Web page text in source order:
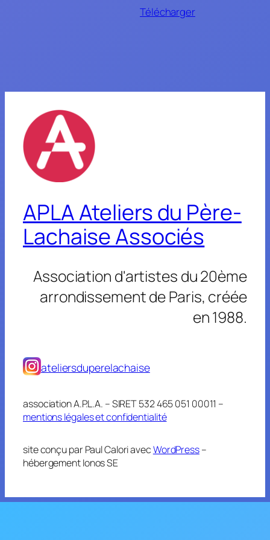
Télécharger
APLA Ateliers du Père-
Lachaise Associés
Association d'artistes du 20ème
arrondissement de Paris, créée
en 1988.
ateliersduperelachaise
association A.P.L.A. – SIRET 532 465 051 00011 –
mentions légales et confidentialité
site conçu par Paul Calori avecWordPress–
hébergement Ionos SE